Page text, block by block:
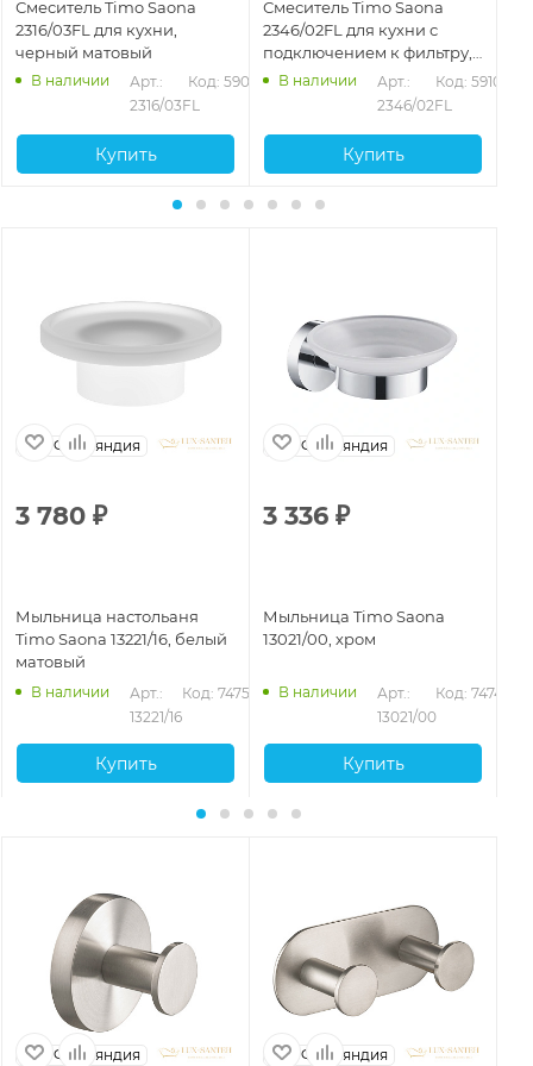
Смеситель Timo Saona
2316/03FL для кухни,
черный матовый
В наличии
Арт.:
2316/03FL
Код: 59097
Купить
Смеситель Timo Saona
2346/02FL для кухни с
подключением к фильтру,
бронза
В наличии
Арт.:
2346/02FL
Код: 59104
Купить
Финляндия
3 780 ₽
Мыльница настольаня
Timo Saona 13221/16, белый
матовый
В наличии
Арт.:
13221/16
Код: 74751
Купить
Финляндия
3 336 ₽
Мыльница Timo Saona
13021/00, хром
В наличии
Арт.:
13021/00
Код: 74747
Купить
Финляндия Финляндия